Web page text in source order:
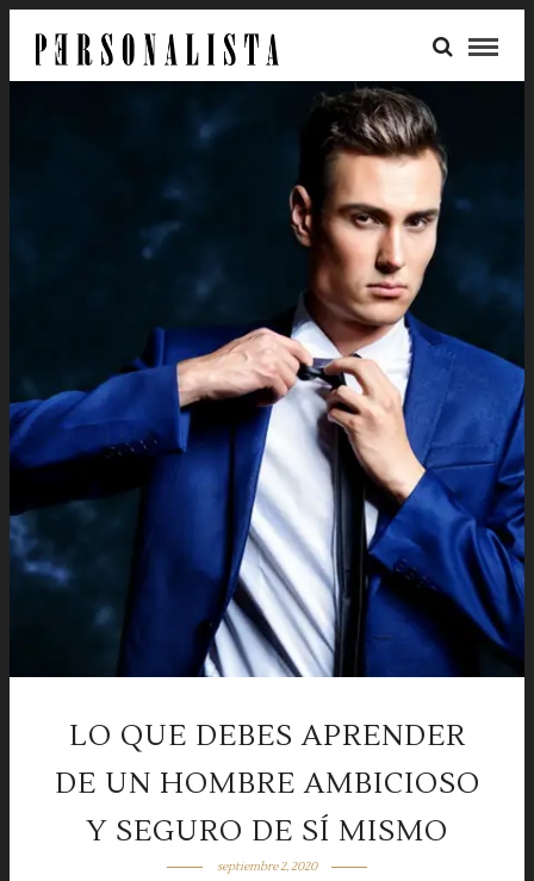
LO QUE DEBES APRENDER
DE UN HOMBRE AMBICIOSO
Y SEGURO DE SÍ MISMO
septiembre 2, 2020